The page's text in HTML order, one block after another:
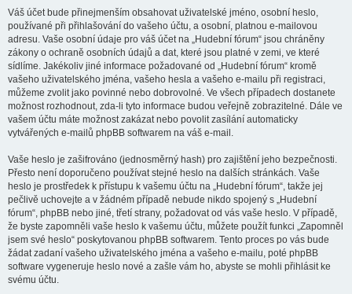
Váš účet bude přinejmenším obsahovat uživatelské jméno, osobní heslo,
používané při přihlašování do vašeho účtu, a osobní, platnou e-mailovou
adresu. Vaše osobní údaje pro váš účet na „Hudební fórum“ jsou chráněny
zákony o ochraně osobních údajů a dat, které jsou platné v zemi, ve které
sídlíme. Jakékoliv jiné informace požadované od „Hudební fórum“ kromě
vašeho uživatelského jména, vašeho hesla a vašeho e-mailu při registraci,
můžeme zvolit jako povinné nebo dobrovolné. Ve všech případech dostanete
možnost rozhodnout, zda-li tyto informace budou veřejně zobrazitelné. Dále ve
vašem účtu máte možnost zakázat nebo povolit zasílání automaticky
vytvářených e-mailů phpBB softwarem na váš e-mail.
Vaše heslo je zašifrováno (jednosměrný hash) pro zajištění jeho bezpečnosti.
Přesto není doporučeno používat stejné heslo na dalších stránkách. Vaše
heslo je prostředek k přístupu k vašemu účtu na „Hudební fórum“, takže jej
pečlivě uchovejte a v žádném případě nebude nikdo spojený s „Hudební
fórum“, phpBB nebo jiné, třetí strany, požadovat od vás vaše heslo. V případě,
že byste zapomněli vaše heslo k vašemu účtu, můžete použít funkci „Zapomněl
jsem své heslo“ poskytovanou phpBB softwarem. Tento proces po vás bude
žádat zadaní vašeho uživatelského jména a vašeho e-mailu, poté phpBB
software vygeneruje heslo nové a zašle vám ho, abyste se mohli přihlásit ke
svému účtu.